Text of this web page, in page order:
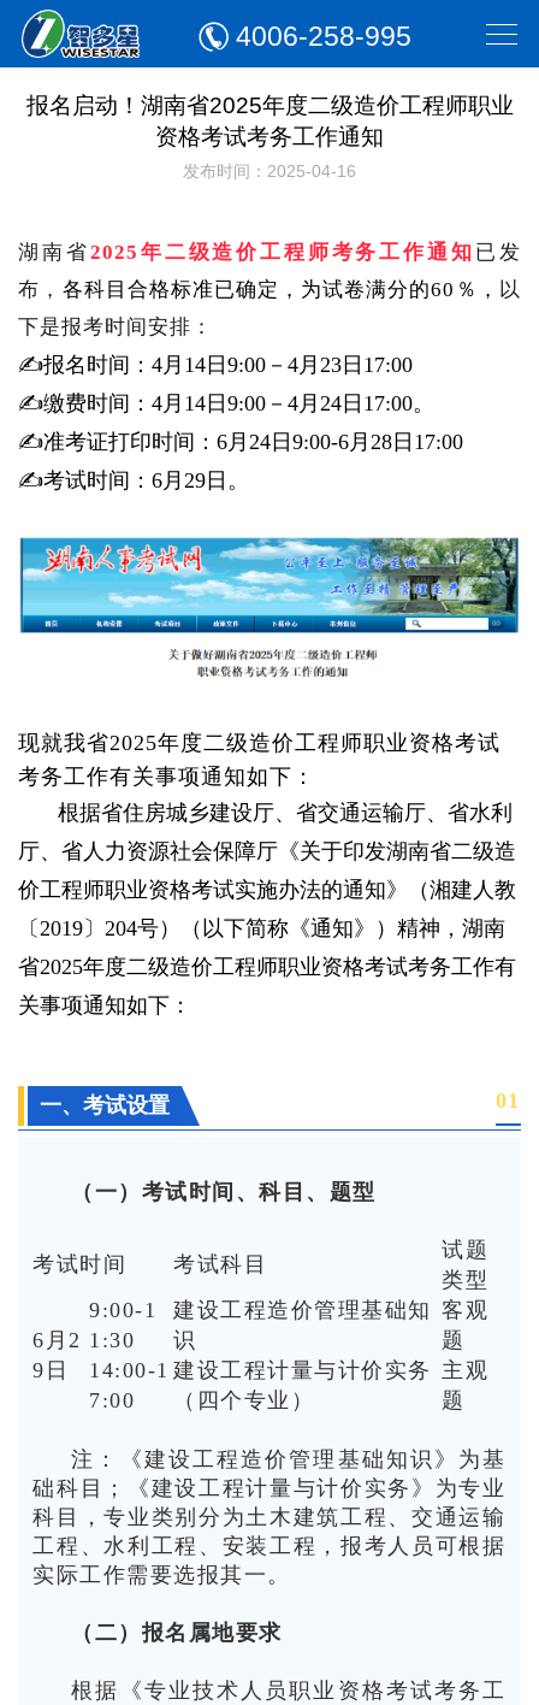
4006-258-995
报名启动！湖南省2025年度二级造价工程师职业
资格考试考务工作通知
发布时间：2025-04-16
湖南省2025年二级造价工程师考务工作通知 已发
布， 各科目合格标准已确定，为试卷满分的60％， 以
下是报考时间安排：
✍报名时间：4月14日9:00－4月23日17:00
✍缴费时间：4月14日9:00－4月24日17:00。
✍准考证打印时间：6月24日9:00-6月28日17:00
✍考试时间：6月29日。
现就我省2025年度二级造价工程师职业资格考试
考务工作有关事项通知如下：
根据省住房城乡建设厅、省交通运输厅、省水利
厅、省人力资源社会保障厅《关于印发湖南省二级造
价工程师职业资格考试实施办法的通知》（湘建人教
〔2019〕204号）（以下简称《通知》）精神，湖南
省2025年度二级造价工程师职业资格考试考务工作有
关事项通知如下：
一、考试设置 01
（一）考试时间、科目、题型
考试时间 考试科目
试题
类型
6月2
9日
9:00-1
1:30
建设工程造价管理基础知
识
客观
题
14:00-1
7:00
建设工程计量与计价实务
（四个专业）
主观
题
注：《建设工程造价管理基础知识》为基
础科目；《建设工程计量与计价实务》为专业
科目，专业类别分为土木建筑工程、交通运输
工程、水利工程、安装工程，报考人员可根据
实际工作需要选报其一。
（二）报名属地要求
根据《专业技术人员职业资格考试考务工